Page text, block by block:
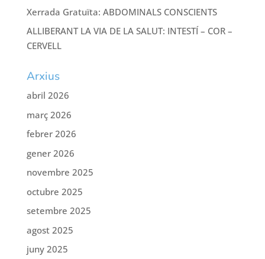
Xerrada Gratuïta: ABDOMINALS CONSCIENTS
ALLIBERANT LA VIA DE LA SALUT: INTESTÍ – COR –
CERVELL
Arxius
abril 2026
març 2026
febrer 2026
gener 2026
novembre 2025
octubre 2025
setembre 2025
agost 2025
juny 2025